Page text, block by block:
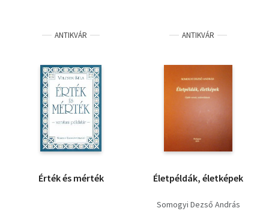
ANTIKVÁR
Érték és mérték
ANTIKVÁR
Életpéldák, életképek
Somogyi Dezső András